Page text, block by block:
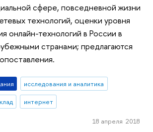
сфере, повседневной жизни
технологий, оценки уровня
онлайн-технологий в России в
странами; предлагаются
исследования и аналитика
интернет
18 апреля 2018